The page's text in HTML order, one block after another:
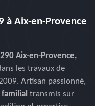
à Aix-en-Provence
Aix-en-Provence,
les travaux de
Artisan passionné,
transmis sur